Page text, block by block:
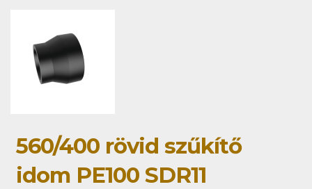
560/400 rövid szűkítő
idom PE100 SDR11